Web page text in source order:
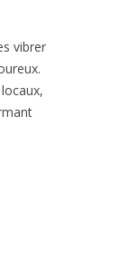
vibrer